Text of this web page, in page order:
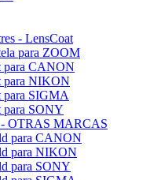
- LensCoat
para ZOOM
para CANON
para NIKON
para SIGMA
para SONY
- OTRAS MARCAS
para CANON
para NIKON
para SONY